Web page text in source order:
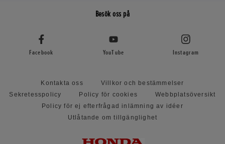
Besök oss på
Facebook YouTube Instagram
Kontakta oss
Villkor och bestämmelser
Sekretesspolicy
Policy för cookies
Webbplatsöversikt
Policy för ej efterfrågad inlämning av idéer
Utlåtande om tillgänglighet